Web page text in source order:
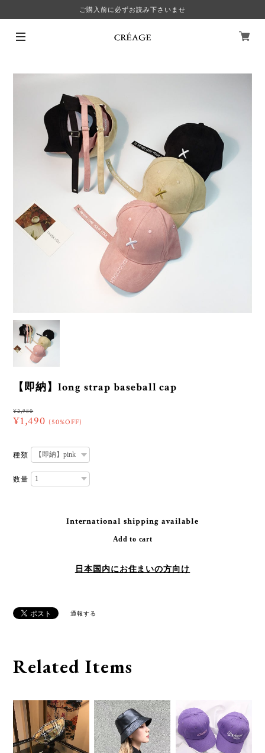
ご購入前に必ずお読み下さいませ
【即納】long strap baseball cap
¥2,980
¥1,490 (50%OFF)
種類
数量
International shipping available
Add to cart
日本国内にお住まいの方向け
通報する
Related Items